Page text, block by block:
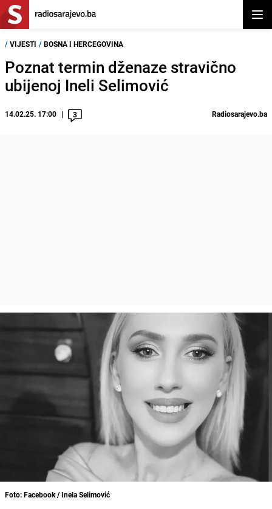
/ VIJESTI / BOSNA I HERCEGOVINA
Poznat termin dženaze stravično
ubijenoj Ineli Selimović
14.02.25. 17:00 3 Radiosarajevo.ba
Foto: Facebook / Inela Selimović